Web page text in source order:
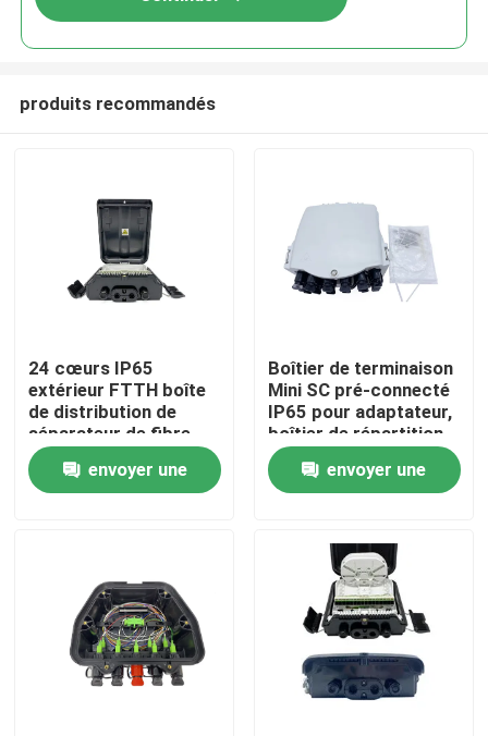
Maison
Au sujet de nous
Visite d'usine
produits recommandés
24 cœurs IP65
extérieur FTTH boîte
de distribution de
séparateur de fibre
optique montée sur le
mur avec 24
adaptateurs SC
envoyer une
Boîtier de terminaison
Mini SC pré-connecté
IP65 pour adaptateur,
boîtier de répartition
fibre optique FTTH,
16 cœurs, Cajas Nap
pour solution FTTH
envoyer une